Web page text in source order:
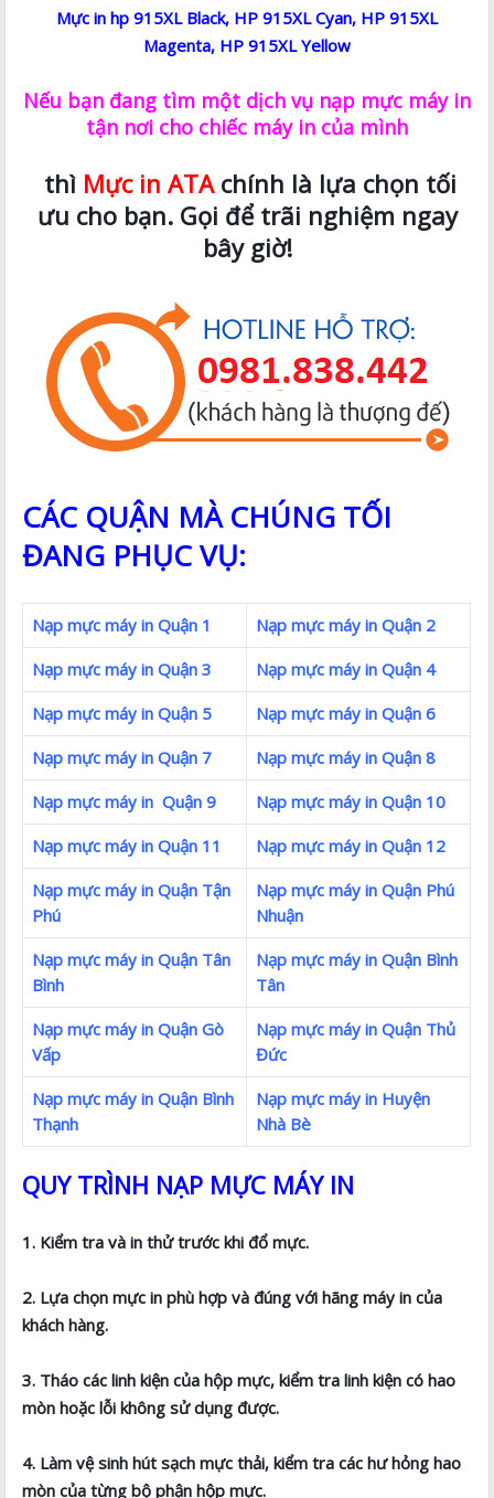
Mực in hp 915XL Black, HP 915XL Cyan, HP 915XL
Magenta, HP 915XL Yellow
Nếu bạn đang tìm một dịch vụ nạp mực máy in
tận nơi cho chiếc máy in của mình
thì Mực in ATAchính là lựa chọn tối
ưu cho bạn. Gọi để trãi nghiệm ngay
bây giờ!
CÁC QUẬN MÀ CHÚNG TỐI
ĐANG PHỤC VỤ:
Nạp mực máy in Quận 1
Nạp mực máy in Quận 2
Nạp mực máy in Quận 3
Nạp mực máy in Quận 4
Nạp mực máy in Quận 5
Nạp mực máy in Quận 6
Nạp mực máy in Quận 7
Nạp mực máy in Quận 8
Nạp mực máy in Quận 9
Nạp mực máy in Quận 10
Nạp mực máy in Quận 11
Nạp mực máy in Quận 12
Nạp mực máy in Quận Tận
Phú
Nạp mực máy in Quận Phú
Nhuận
Nạp mực máy in Quận Tân
Bình
Nạp mực máy in Quận Bình
Tân
Nạp mực máy in Quận Gò
Vấp
Nạp mực máy in Quận Thủ
Đức
Nạp mực máy in Quận Bình
Thạnh
Nạp mực máy in Huyện
Nhà Bè
QUY TRÌNH NẠP MỰC MÁY IN
1. Kiểm tra và in thử trước khi đổ mực.
2. Lựa chọn mực in phù hợp và đúng với hãng máy in của
khách hàng.
3. Tháo các linh kiện của hộp mực, kiểm tra linh kiện có hao
mòn hoặc lỗi không sử dụng được.
4. Làm vệ sinh hút sạch mực thải, kiểm tra các hư hỏng hao
mòn của từng bộ phận hộp mực.